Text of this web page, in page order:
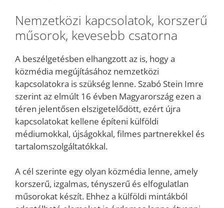
Nemzetközi kapcsolatok, korszerű
műsorok, kevesebb csatorna
A beszélgetésben elhangzott az is, hogy a
közmédia megújításához nemzetközi
kapcsolatokra is szükség lenne. Szabó Stein Imre
szerint az elmúlt 16 évben Magyarország ezen a
téren jelentősen elszigetelődött, ezért újra
kapcsolatokat kellene építeni külföldi
médiumokkal, újságokkal, filmes partnerekkel és
tartalomszolgáltatókkal.
A cél szerinte egy olyan közmédia lenne, amely
korszerű, izgalmas, tényszerű és elfogulatlan
műsorokat készít. Ehhez a külföldi mintákból